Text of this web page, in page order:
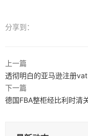
分享到：
上一篇
透彻明白的亚马逊注册
下一篇
德国FBA整柜经比利时清